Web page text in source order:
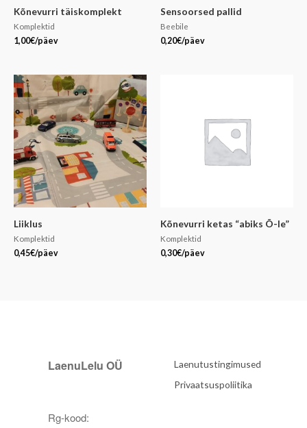
Kõnevurri täiskomplekt
Komplektid
1,00€/päev
Sensoorsed pallid
Beebile
0,20€/päev
Liiklus
Komplektid
0,45€/päev
Kõnevurri ketas “abiks Õ-le”
Komplektid
0,30€/päev
LaenuLelu OÜ
Rg-kood:
Laenutustingimused
Privaatsuspoliitika